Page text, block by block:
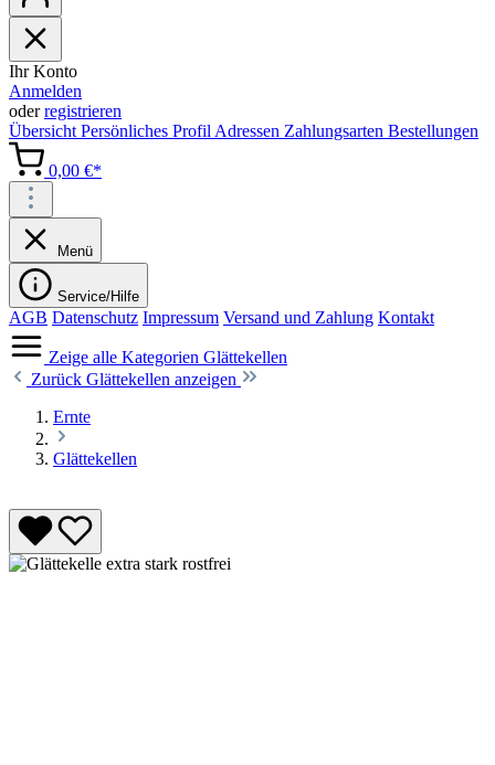
Ihr Konto
Anmelden
oderregistrieren
Übersicht Persönliches Profil Adressen Zahlungsarten Bestellungen
0,00 €*
Menü
Service/Hilfe
AGB Datenschutz Impressum Versand und Zahlung Kontakt
Zeige alle Kategorien Glättekellen
Zurück Glättekellen anzeigen
Ernte
Glättekellen